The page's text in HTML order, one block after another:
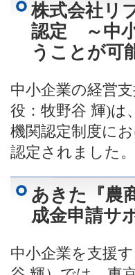
株式会社リ
認定 ～中
うことが可
中小企業の経営
役：牧野谷 輝)は
機関認定制度に
認定されました
あきた『農
成金申請サ
中小企業を支援